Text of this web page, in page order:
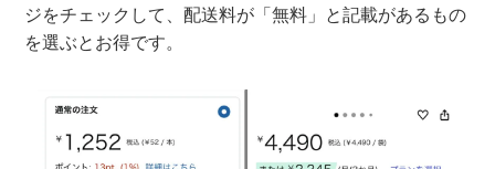
ジをチェックして、配送料が「無料」と記載があるもの
を選ぶとお得です。